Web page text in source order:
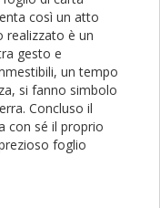
così un atto
realizzato è un
gesto e
un tempo
si fanno simbolo
Concluso il
con sé il proprio
foglio